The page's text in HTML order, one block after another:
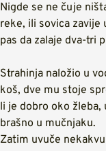
Nigde se ne čuje
reke, ili sovica zavije
pas da zalaje dva-tri
Strahinja naložio u
koš, dve mu stoje
li je dobro oko žleba,
brašno u mučnjaku.
Zatim uvuče